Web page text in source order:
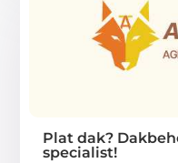
Plat dak?
specialist!